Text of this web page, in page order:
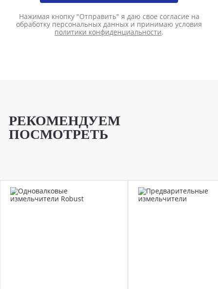
Нажимая кнопку "Отправить" я даю свое согласие на
обработку персональных данных и принимаю условия
политики конфиденциальности.
РЕКОМЕНДУЕМ
ПОСМОТРЕТЬ